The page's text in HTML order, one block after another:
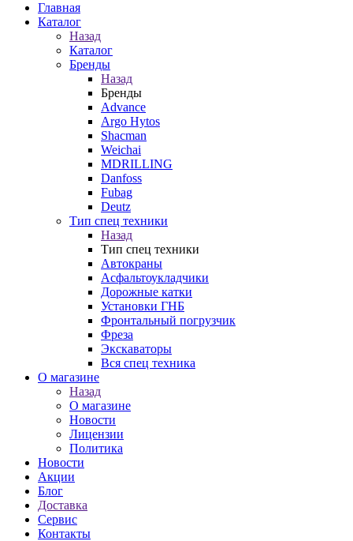
Главная
Каталог
Назад
Каталог
Бренды
Назад
Бренды
Advance
Argo Hytos
Shacman
Weichai
MDRILLING
Danfoss
Fubag
Deutz
Тип спец техники
Назад
Тип спец техники
Автокраны
Асфальтоукладчики
Дорожные катки
Установки ГНБ
Фронтальный погрузчик
Фреза
Экскаваторы
Вся спец техника
О магазине
Назад
О магазине
Новости
Лицензии
Политика
Новости
Акции
Блог
Доставка
Сервис
Контакты